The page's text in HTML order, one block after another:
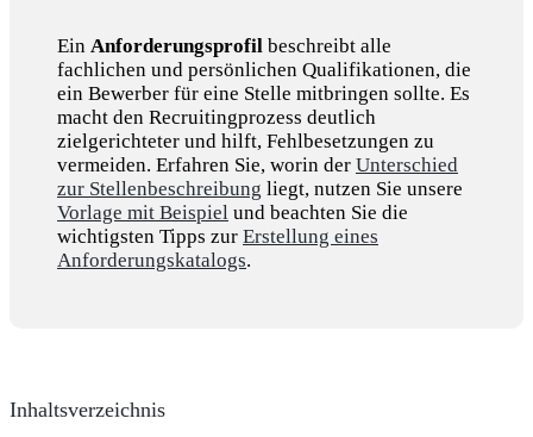
Ein Anforderungsprofil beschreibt alle
fachlichen und persönlichen Qualifikationen, die
ein Bewerber für eine Stelle mitbringen sollte. Es
macht den Recruitingprozess deutlich
zielgerichteter und hilft, Fehlbesetzungen zu
vermeiden. Erfahren Sie, worin der Unterschied
zur Stellenbeschreibung liegt, nutzen Sie unsere
Vorlage mit Beispiel und beachten Sie die
wichtigsten Tipps zur Erstellung eines
Anforderungskatalogs.
Inhaltsverzeichnis